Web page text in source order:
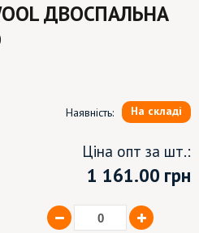
ДВОСПАЛЬНА
Наявність: На складі
Ціна опт за шт.:
1 161.00 грн